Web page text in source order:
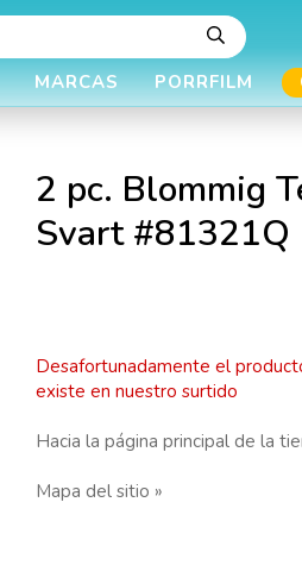
MARCAS PORRFILM
2 pc. Blommig
Svart #81321Q
Desafortunadamente el
existe en nuestro surtido
Hacia la página principal de la
Mapa del sitio »